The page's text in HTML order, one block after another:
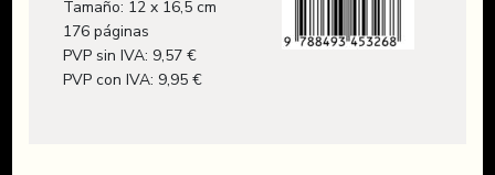
Tamaño: 12 x 16,5 cm
176 páginas
PVP sin IVA: 9,57 €
PVP con IVA: 9,95 €